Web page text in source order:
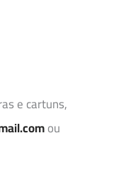
e cartuns,
ou